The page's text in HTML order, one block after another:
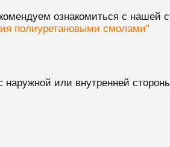
ознакомиться с нашей
полиуретановыми смолами"
наружной или внутренней